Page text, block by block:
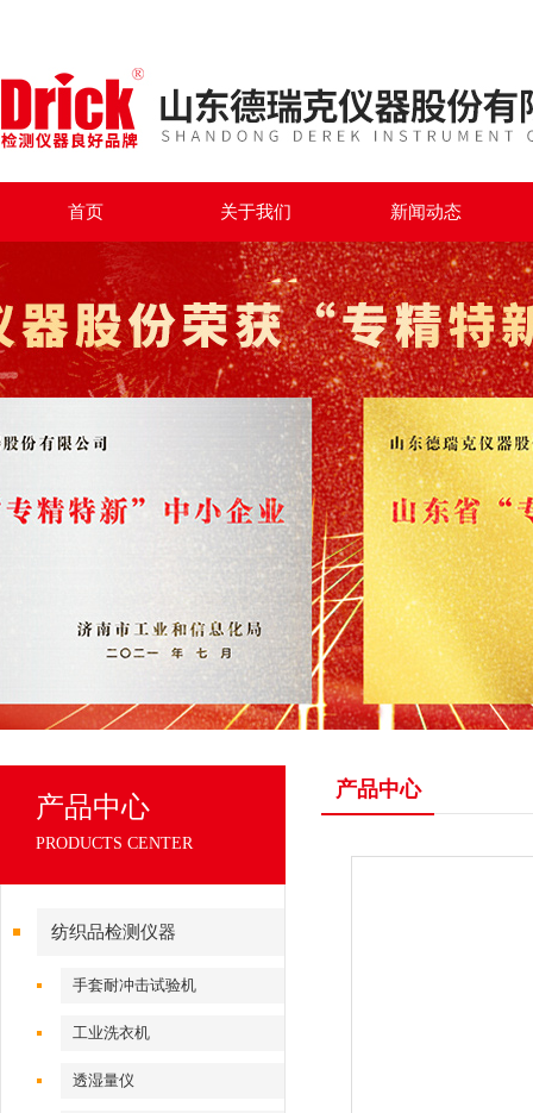
首页 关于我们 新闻动态
产品中心
PRODUCTS CENTER
纺织品检测仪器
手套耐冲击试验机
工业洗衣机
透湿量仪
产品中心